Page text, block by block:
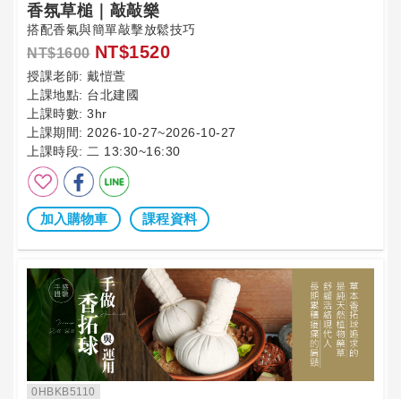
香氛草槌｜敲敲樂
搭配香氣與簡單敲擊放鬆技巧
NT$1600 NT$1520
授課老師: 戴愷萱
上課地點: 台北建國
上課時數: 3hr
上課期間: 2026-10-27~2026-10-27
上課時段: 二 13:30~16:30
加入購物車 課程資料
0HBKB5110